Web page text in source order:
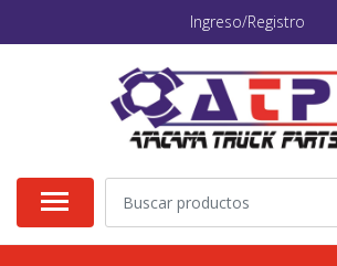
Ingreso/Registro